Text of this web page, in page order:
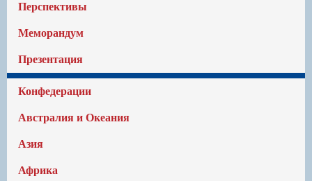
Перспективы
Меморандум
Презентация
Конфедерации
Австралия и Океания
Азия
Африка